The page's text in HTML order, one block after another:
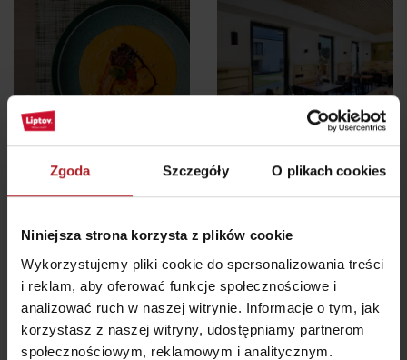
Zgoda Szczegóły O plikach cookies
Niniejsza strona korzysta z plików cookie
Wykorzystujemy pliki cookie do spersonalizowania treści
i reklam, aby oferować funkcje społecznościowe i
analizować ruch w naszej witrynie. Informacje o tym, jak
korzystasz z naszej witryny, udostępniamy partnerom
społecznościowym, reklamowym i analitycznym.
Restauracja Holiday
Village Tatralandia
Liptovský Mikuláš
Restauracja Bernard
Pub Maladinovo
Liptovský Mikuláš
Restauracja Pensjonat
RAVENCE
Liptovský Trnovec
Restauracja Hradná
Bašta
Liptovský Trnovec